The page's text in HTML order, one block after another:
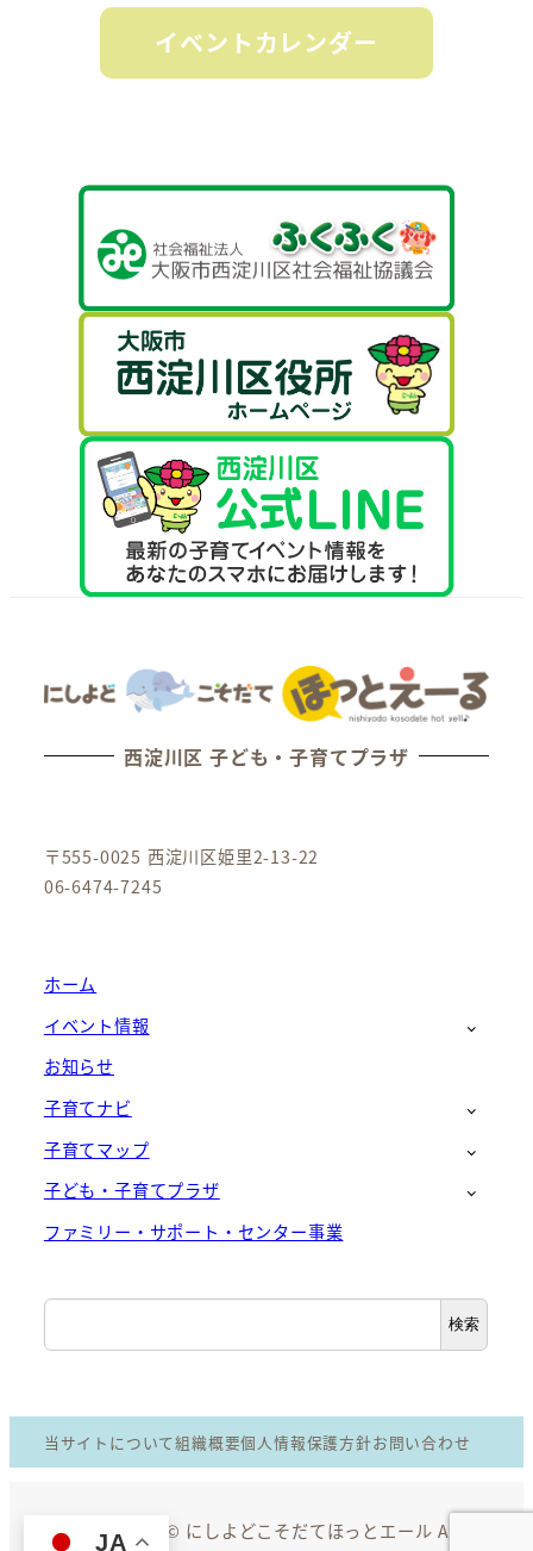
イベントカレンダー
西淀川区 子ども・子育てプラザ
〒555-0025 西淀川区姫里2-13-22
06-6474-7245
ホーム
イベント情報
お知らせ
子育てナビ
子育てマップ
子ども・子育てプラザ
ファミリー・サポート・センター事業
検
索
検索
当サイトについて組織概要個人情報保護方針お問い合わせ
Copyright © にしよどこそだてほっとエール All
JA